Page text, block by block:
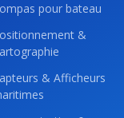
pour bateau
&
& Afficheurs